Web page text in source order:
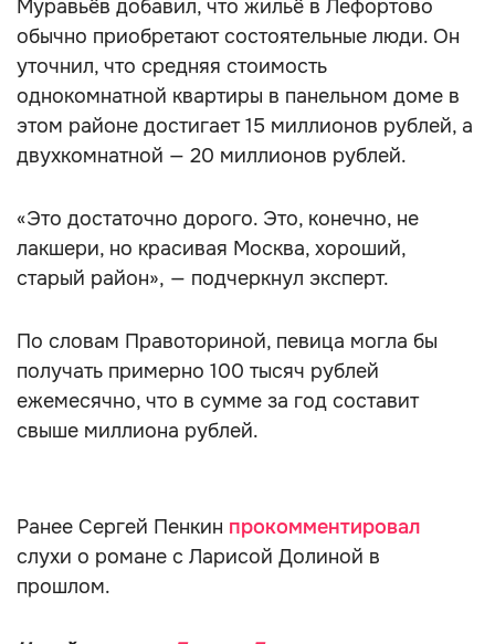
Муравьёв добавил, что жильё в Лефортово
обычно приобретают состоятельные люди. Он
уточнил, что средняя стоимость
однокомнатной квартиры в панельном доме в
этом районе достигает 15 миллионов рублей, а
двухкомнатной — 20 миллионов рублей.
«Это достаточно дорого. Это, конечно, не
лакшери, но красивая Москва, хороший,
старый район», — подчеркнул эксперт.
По словам Правоториной, певица могла бы
получать примерно 100 тысяч рублей
ежемесячно, что в сумме за год составит
свыше миллиона рублей.
Ранее Сергей Пенкин прокомментировал
слухи о романе с Ларисой Долиной в
прошлом.